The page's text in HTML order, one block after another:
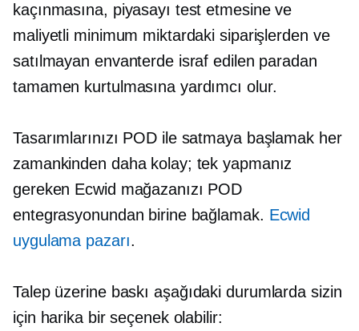
kaçınmasına, piyasayı test etmesine ve
maliyetli minimum miktardaki siparişlerden ve
satılmayan envanterde israf edilen paradan
tamamen kurtulmasına yardımcı olur.
Tasarımlarınızı POD ile satmaya başlamak her
zamankinden daha kolay; tek yapmanız
gereken Ecwid mağazanızı POD
entegrasyonundan birine bağlamak. Ecwid
uygulama pazarı.
Talep üzerine baskı aşağıdaki durumlarda sizin
için harika bir seçenek olabilir: